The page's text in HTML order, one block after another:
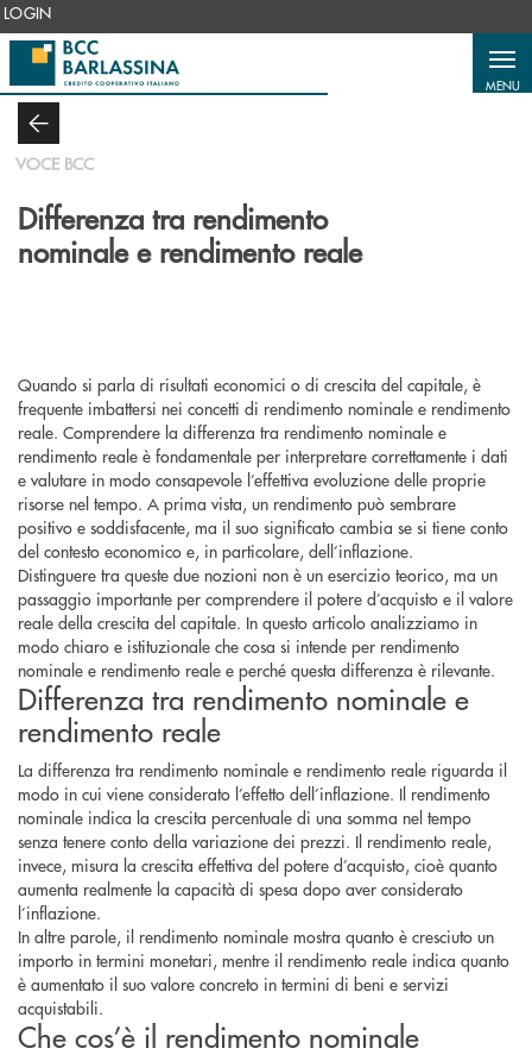
Salta al contenuto principale
LOGIN
MENU
VOCE BCC
Differenza tra rendimento
nominale e rendimento reale
Quando si parla di risultati economici o di crescita del capitale, è
frequente imbattersi nei concetti di rendimento nominale e rendimento
reale. Comprendere la differenza tra rendimento nominale e
rendimento reale è fondamentale per interpretare correttamente i dati
e valutare in modo consapevole l’effettiva evoluzione delle proprie
risorse nel tempo. A prima vista, un rendimento può sembrare
positivo e soddisfacente, ma il suo significato cambia se si tiene conto
del contesto economico e, in particolare, dell’inflazione.
Distinguere tra queste due nozioni non è un esercizio teorico, ma un
passaggio importante per comprendere il potere d’acquisto e il valore
reale della crescita del capitale. In questo articolo analizziamo in
modo chiaro e istituzionale che cosa si intende per rendimento
nominale e rendimento reale e perché questa differenza è rilevante.
Differenza tra rendimento nominale e
rendimento reale
La differenza tra rendimento nominale e rendimento reale riguarda il
modo in cui viene considerato l’effetto dell’inflazione. Il rendimento
nominale indica la crescita percentuale di una somma nel tempo
senza tenere conto della variazione dei prezzi. Il rendimento reale,
invece, misura la crescita effettiva del potere d’acquisto, cioè quanto
aumenta realmente la capacità di spesa dopo aver considerato
l’inflazione.
In altre parole, il rendimento nominale mostra quanto è cresciuto un
importo in termini monetari, mentre il rendimento reale indica quanto
è aumentato il suo valore concreto in termini di beni e servizi
acquistabili.
Che cos’è il rendimento nominale